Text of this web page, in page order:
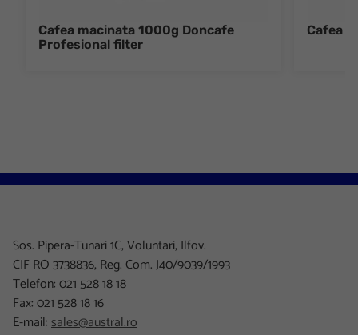
Cafea macinata 1000g Doncafe
Profesional filter
Cafea
Sos. Pipera-Tunari 1C, Voluntari, Ilfov.
CIF RO 3738836, Reg. Com. J40/9039/1993
Telefon: 021 528 18 18
Fax: 021 528 18 16
E-mail:sales@austral.ro